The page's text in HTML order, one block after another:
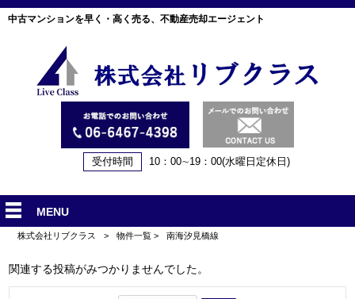
中古マンションを早く・高く売る、不動産売却エージェント
受付時間 10：00∼19：00(水曜日定休日)
MENU
株式会社リブクラス > 物件一覧 > 南海汐見橋線
関連する投稿がみつかりませんでした。